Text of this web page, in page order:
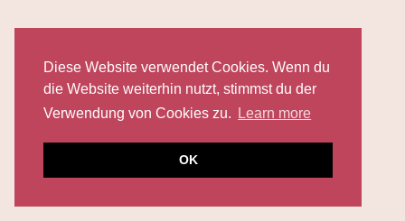
Diese Website verwendet Cookies. Wenn du
die Website weiterhin nutzt, stimmst du der
Verwendung von Cookies zu.
Learn more
OK